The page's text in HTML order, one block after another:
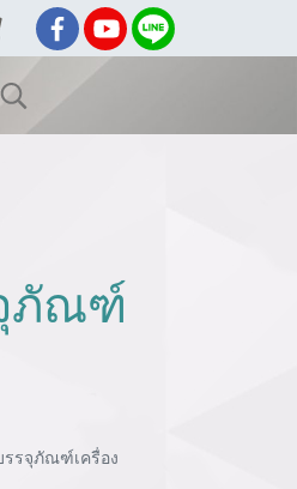
ภัณฑ์
รจุภัณฑ์เครื่อง